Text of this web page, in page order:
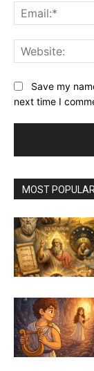
Save my
next time I
MOST